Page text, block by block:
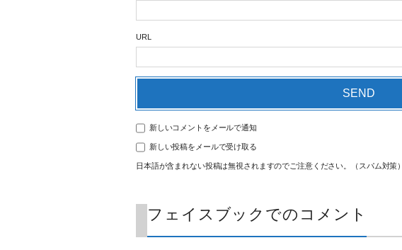
URL
新しいコメントをメールで通知
新しい投稿をメールで受け取る
日本語が含まれない投稿は無視されますのでご注意ください。（スパム対策）
フェイスブックでのコメント